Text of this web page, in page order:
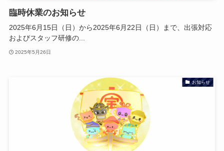
臨時休業のお知らせ
2025年6月15日（日）から2025年6月22日（日）まで、出張対応
およびスタッフ研修の...
2025年5月26日
お知らせ